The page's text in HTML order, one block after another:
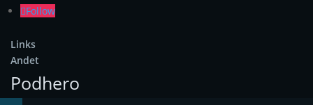
Follow
Links
Andet
Podhero